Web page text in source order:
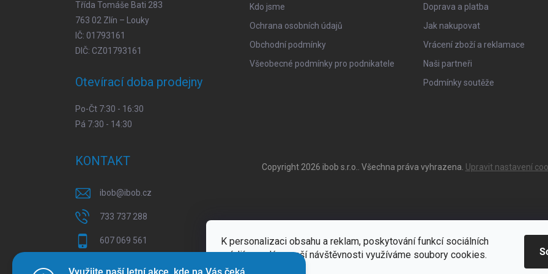
K personalizaci obsahu a reklam, poskytování funkcí sociálních
médií a analýze naší návštěvnosti využíváme soubory cookies.
Více informací
Třída Tomáše Bati 283
763 02 Zlín – Louky
IČ: 01793161
DIČ: CZ01793161
Otevírací doba prodejny
Po-Čt 7:30 - 16:30
Pá 7:30 - 14:30
Kdo jsme
Ochrana osobních údajů
Obchodní podmínky
Všeobecné podmínky pro podnikatele
Doprava a platba
Jak nakupovat
Vrácení zboží a reklamace
Naši partneři
Podmínky soutěže
KONTAKT
ibob@ibob.cz
733 737 288
607 069 561
Copyright 2026 ibob s.r.o. . Všechna práva vyhrazena. Upravit nastavení